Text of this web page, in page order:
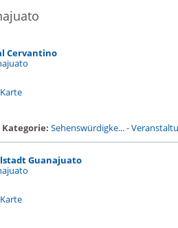
Cervantino
Karte
Kategorie: Sehenswürdigke...-
Guanajuato
Karte